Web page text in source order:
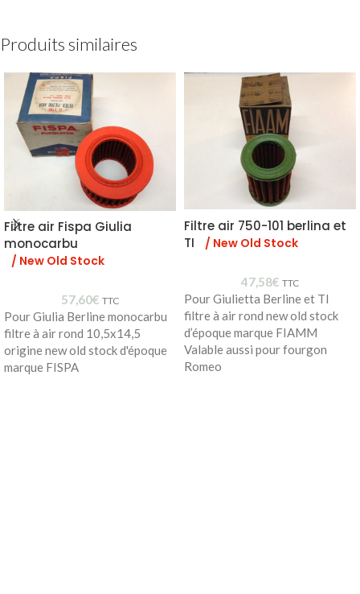
Produits similaires
Filtre air Fispa Giulia
monocarbu
/ New Old Stock
57,60€ TTC
Pour Giulia Berline monocarbu
filtre à air rond 10,5x14,5
origine new old stock d'époque
marque FISPA
Filtre air 750-101 berlina et
TI
/ New Old Stock
47,58€ TTC
Pour Giulietta Berline et TI
filtre à air rond new old stock
d’époque marque FIAMM
Valable aussi pour fourgon
Romeo